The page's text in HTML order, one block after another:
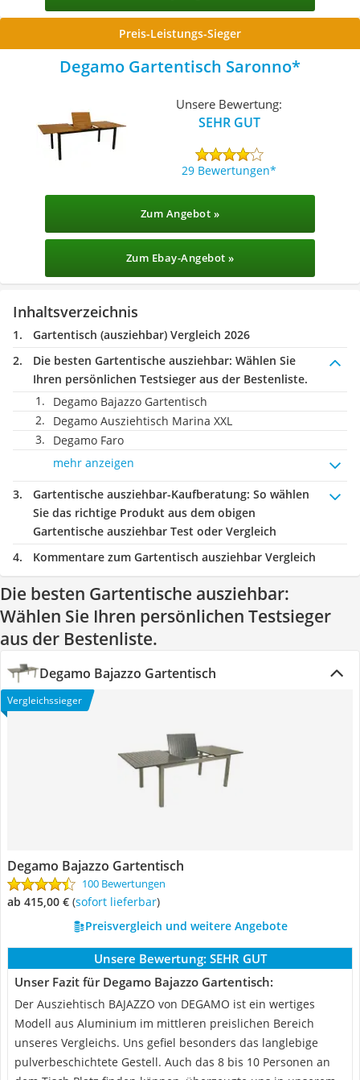
Preis-Leistungs-Sieger
Degamo Gartentisch Saronno
Unsere Bewertung:
SEHR GUT
29 Bewertungen
Zum Angebot »
Zum Ebay-Angebot »
Inhaltsverzeichnis
Gartentisch (ausziehbar) Vergleich 2026
Die besten Gartentische ausziehbar: Wählen Sie
Ihren persönlichen Testsieger aus der Bestenliste.
Degamo Bajazzo Gartentisch
Degamo Ausziehtisch Marina XXL
Degamo Faro
mehr anzeigen
Gartentische ausziehbar-Kaufberatung: So wählen
Sie das richtige Produkt aus dem obigen
Gartentische ausziehbar Test oder Vergleich
Kommentare zum Gartentisch ausziehbar Vergleich
Die besten Gartentische ausziehbar:
Wählen Sie Ihren persönlichen Testsieger
aus der Bestenliste.
Degamo Bajazzo Gartentisch
Vergleichssieger
Degamo Bajazzo Gartentisch
100 Bewertungen
ab 415,00 € ( Sofort lieferbar)
Preisvergleich und weitere Angebote
Unsere Bewertung: SEHR GUT
Unser Fazit für Degamo Bajazzo Gartentisch:
Der Ausziehtisch BAJAZZO von DEGAMO ist ein wertiges
Modell aus Aluminium im mittleren preislichen Bereich
unseres Vergleichs. Uns gefiel besonders das langlebige
pulverbeschichtete Gestell. Auch das 8 bis 10 Personen an